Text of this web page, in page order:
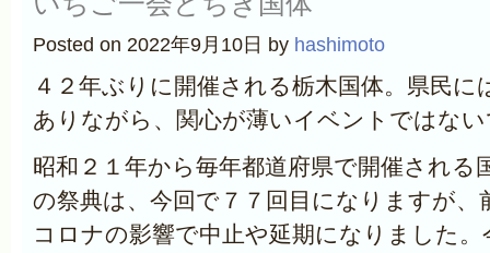
Posted on 2022年9月10日 by hashimoto
４２年ぶりに開催される栃木国体。県民に
ありながら、関心が薄いイベントではな
昭和２１年から毎年都道府県で開催される
の祭典は、今回で７７回目になりますが、
コロナの影響で中止や延期になりました。